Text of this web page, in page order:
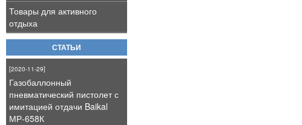
Товары для активного
отдыха
СТАТЬИ
[2020-11-29]
Газобаллонный
пневматический пистолет с
имитацией отдачи Baikal
МР-658К